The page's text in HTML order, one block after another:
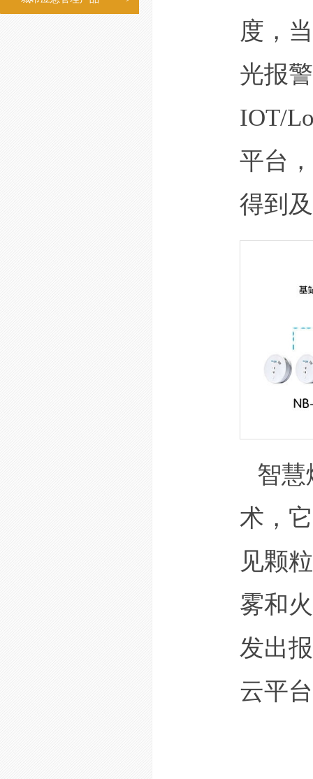
度，
光报
IOT/
平台
得到
智慧
术，
见颗
雾和
发出
云平